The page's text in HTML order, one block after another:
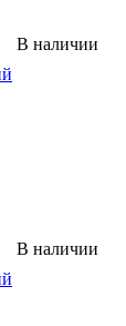
В наличии
В наличии